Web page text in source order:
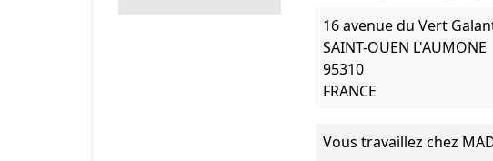
16 avenue du Vert
SAINT-OUEN L'AUMONE
95310
FRANCE
Vous travaillez chez